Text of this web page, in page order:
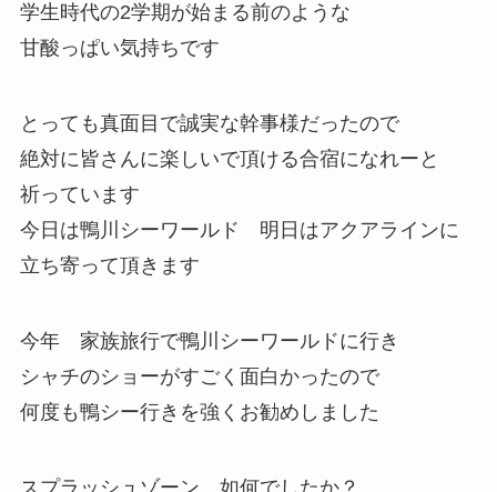
学生時代の2学期が始まる前のような
甘酸っぱい気持ちです
とっても真面目で誠実な幹事様だったので
絶対に皆さんに楽しいで頂ける合宿になれーと
祈っています
今日は鴨川シーワールド 明日はアクアラインに
立ち寄って頂きます
今年 家族旅行で鴨川シーワールドに行き
シャチのショーがすごく面白かったので
何度も鴨シー行きを強くお勧めしました
スプラッシュゾーン 如何でしたか？